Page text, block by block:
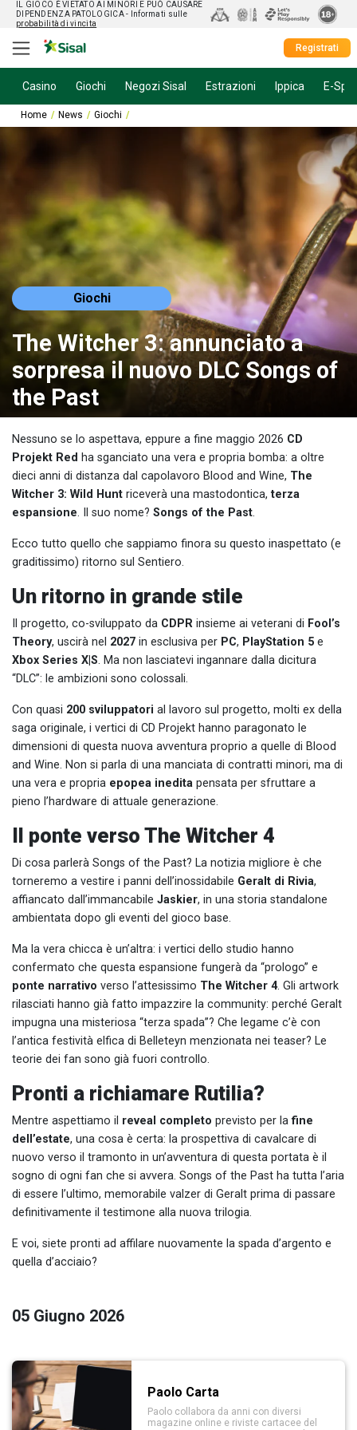
IL GIOCO È VIETATO AI MINORI E PUÒ CAUSARE
DIPENDENZA PATOLOGICA - Informati sulle
probabilità di vincita
Registrati
Casino Giochi Negozi Sisal Estrazioni Ippica E-
Home News Giochi
Giochi
The Witcher 3: annunciato a
sorpresa il nuovo DLC Songs of
the Past
Nessuno se lo aspettava, eppure a fine maggio 2026 CD
Projekt Red ha sganciato una vera e propria bomba: a oltre
dieci anni di distanza dal capolavoro Blood and Wine, The
Witcher 3: Wild Hunt riceverà una mastodontica,terza
espansione. Il suo nome? Songs of the Past.
Ecco tutto quello che sappiamo finora su questo inaspettato (e
graditissimo) ritorno sul Sentiero.
Un ritorno in grande stile
Il progetto, co-sviluppato da CDPR insieme ai veterani di Fool’s
Theory, uscirà nel 2027 in esclusiva per PC, PlayStation 5 e
Xbox Series X|S. Ma non lasciatevi ingannare dalla dicitura
“DLC”: le ambizioni sono colossali.
Con quasi 200 sviluppatori al lavoro sul progetto, molti ex della
saga originale, i vertici di CD Projekt hanno paragonato le
dimensioni di questa nuova avventura proprio a quelle di Blood
and Wine. Non si parla di una manciata di contratti minori, ma di
una vera e propria epopea inedita pensata per sfruttare a
pieno l’hardware di attuale generazione.
Il ponte verso The Witcher 4
Di cosa parlerà Songs of the Past? La notizia migliore è che
torneremo a vestire i panni dell’inossidabile Geralt di Rivia,
affiancato dall’immancabile Jaskier, in una storia standalone
ambientata dopo gli eventi del gioco base.
Ma la vera chicca è un’altra: i vertici dello studio hanno
confermato che questa espansione fungerà da “prologo” e
ponte narrativo verso l’attesissimo The Witcher 4. Gli artwork
rilasciati hanno già fatto impazzire la community: perché Geralt
impugna una misteriosa “terza spada”? Che legame c’è con
l’antica festività elfica di Belleteyn menzionata nei teaser? Le
teorie dei fan sono già fuori controllo.
Pronti a richiamare Rutilia?
Mentre aspettiamo il reveal completo previsto per lafine
dell’estate, una cosa è certa: la prospettiva di cavalcare di
nuovo verso il tramonto in un’avventura di questa portata è il
sogno di ogni fan che si avvera. Songs of the Past ha tutta l’aria
di essere l’ultimo, memorabile valzer di Geralt prima di passare
definitivamente il testimone alla nuova trilogia.
E voi, siete pronti ad affilare nuovamente la spada d’argento e
quella d’acciaio?
05 Giugno 2026
Paolo Carta
Paolo collabora da anni con diversi
magazine online e riviste cartacee del